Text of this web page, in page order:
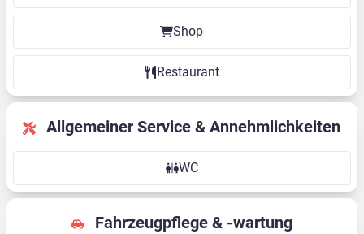
Shop
Restaurant
Allgemeiner Service & Annehmlichkeiten
WC
Fahrzeugpflege & -wartung